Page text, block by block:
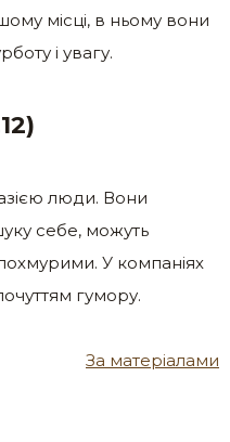
місці, в ньому вони
і увагу.
люди. Вони
себе, можуть
У компаніях
гумору.
За матеріалами